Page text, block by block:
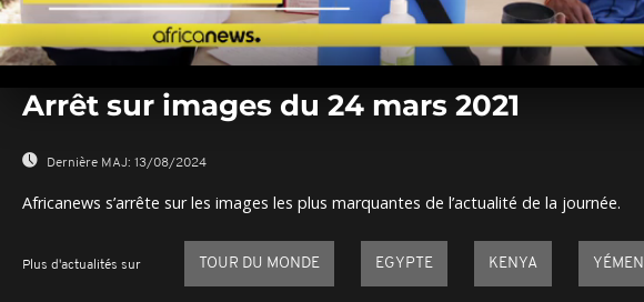
seconds
0%
Arrêt sur images du 24 mars 2021
Dernière MAJ: 13/08/2024
Africanews s’arrête sur les images les plus marquantes de l’actualité de la journée.
Plus d'actualités sur TOUR DU MONDE EGYPTE KENYA YÉMEN